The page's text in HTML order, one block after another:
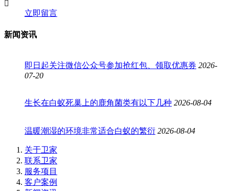
立即留言
新闻资讯
即日起关注微信公众号参加抢红包、领取优惠券 2026-
07-20
生长在白蚁死巢上的鹿角菌类有以下几种 2026-08-04
温暖潮湿的环境非常适合白蚁的繁衍 2026-08-04
关于卫家
联系卫家
服务项目
客户案例